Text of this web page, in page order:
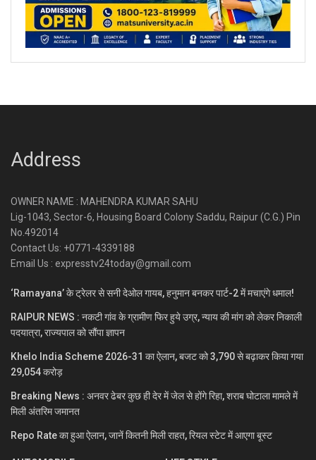
Address
OWNER NAME : MAHENDRA KUMAR SAHU
Lig-1043, Sector-6, Housing Board Colony Saddu, Raipur (C.G.) Pin
No.492014
Contact Us: +0771-4339188
Email Us : expresstv24today@gmail.com
‘Ramayana’ के ट्रेलर से सनी देओल गायब, हनुमान बनकर पार्ट-2 में मचाएंगे धमाल!
RAIPUR NEWS : नकटी गांव के ग्रामीण फिर हुये उग्र, न्याय की मांग को लेकर निकाली
पदयात्रा, राज्यपाल को सौंपा ज्ञापन
Khelo India Scheme 2026-31 का ऐलान, बजट को 3,790 से बढ़ाकर किया गया
29,054 करोड़
Breaking News : अनवर ढेबर कुछ ही देर में जेल से होंगे रिहा, शराब घोटाला मामले में
मिली अंतरिम जमानत
Repo Rate का हुआ ऐलान, जानें कितनी मिली राहत, रियल स्टेट में आएगा बूस्ट